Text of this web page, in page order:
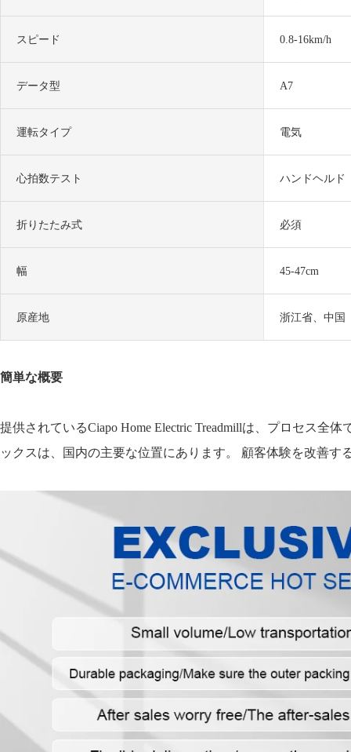
スピード 0.8-16km/h
データ型 A7
運転タイプ 電気
心拍数テスト ハンドヘルド
折りたたみ式 必須
幅 45-47cm
原産地 浙江省、中国
簡単な概要
提供されているCiapo Home Electric Treadmillは、プロセス全
ックスは、国内の主要な位置にあります。 顧客体験を改善す